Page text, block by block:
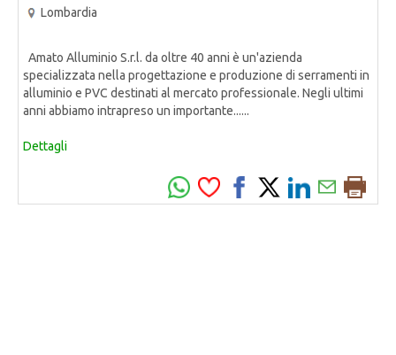
Lombardia
Amato Alluminio S.r.l. da oltre 40 anni è un'azienda
specializzata nella progettazione e produzione di serramenti in
alluminio e PVC destinati al mercato professionale. Negli ultimi
anni abbiamo intrapreso un importante......
Dettagli